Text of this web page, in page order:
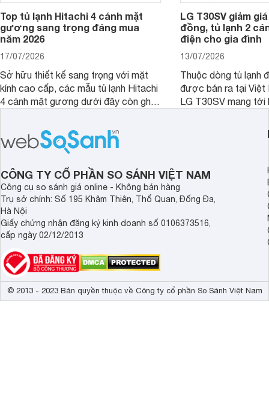
Top tủ lạnh Hitachi 4 cánh mặt
gương sang trọng đáng mua
năm 2026
17/07/2026
Sở hữu thiết kế sang trọng với mặt
kính cao cấp, các mẫu tủ lạnh Hitachi
4 cánh mặt gương dưới đây còn ghi
công nghệ bảo quản hiện đại, đáp ứng
tốt nhu cầu lưu trữ thực phẩm của gia
LG T30SV giảm
đồng, tủ lạnh 2
điện cho gia đình
13/07/2026
Thuộc dòng tủ lạnh
được bán ra tại Việt
LG T30SV mang tới
mức giá bán dễ
nhiều khách hàng
CÔNG TY CỔ PHẦN SO SÁNH VIỆT NAM
Công cụ so sánh giá online - Không bán hàng
Trụ sở chính: Số 195 Khâm Thiên, Thổ Quan, Đống Đa,
Hà Nội
Giấy chứng nhận đăng ký kinh doanh số 0106373516,
cấp ngày 02/12/2013
© 2013 - 2023 Bản quyền thuộc về Công ty cổ phần So Sánh Việt Nam